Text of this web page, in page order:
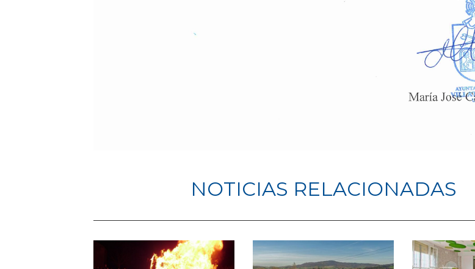
NOTICIAS RELACIONADAS